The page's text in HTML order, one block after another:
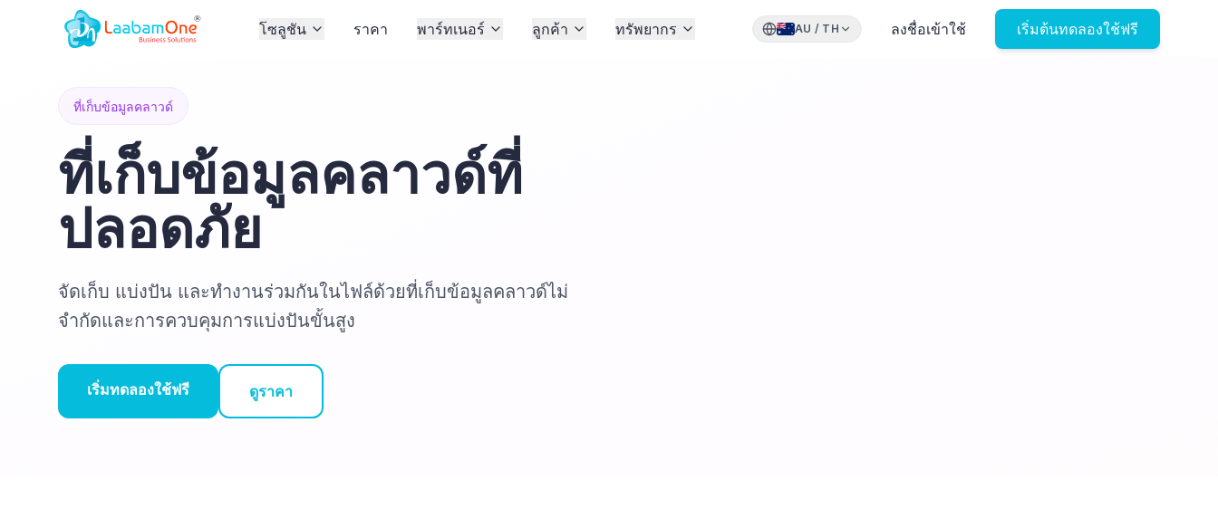
โซลูชัน ราคา พาร์ทเนอร์ ลูกค้า ทรัพยากร AU / TH ลงชื่อเข้าใช้ เริ่มต้นทดลองใช้ฟรี
ที่เก็บข้อมูลคลาวด์
ที่เก็บข้อมูลคลาวด์ที่
ปลอดภัย
จัดเก็บ แบ่งปัน และทำงานร่วมกันในไฟล์ด้วยที่เก็บข้อมูลคลาวด์ไม่
จำกัดและการควบคุมการแบ่งปันขั้นสูง
เริ่มทดลองใช้ฟรี ดูราคา